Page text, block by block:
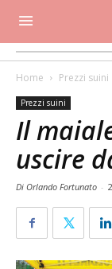
Home Prezzi suini
Prezzi suini
Il
uscire
Di Orlando Fortunato -